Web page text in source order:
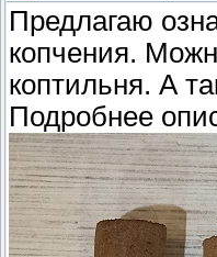
Предлагаю
копчения.
коптильня. А
Подробнее